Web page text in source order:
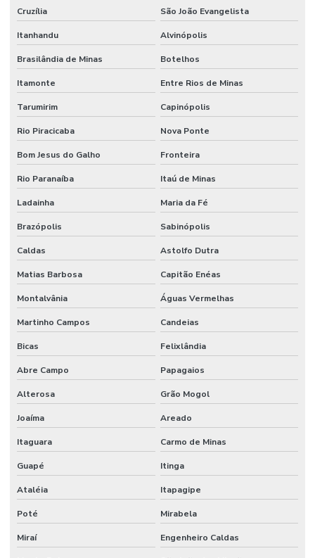
Cruzília São João Evangelista
Itanhandu Alvinópolis
Brasilândia de Minas Botelhos
Itamonte Entre Rios de Minas
Tarumirim Capinópolis
Rio Piracicaba Nova Ponte
Bom Jesus do Galho Fronteira
Rio Paranaíba Itaú de Minas
Ladainha Maria da Fé
Brazópolis Sabinópolis
Caldas Astolfo Dutra
Matias Barbosa Capitão Enéas
Montalvânia Águas Vermelhas
Martinho Campos Candeias
Bicas Felixlândia
Abre Campo Papagaios
Alterosa Grão Mogol
Joaíma Areado
Itaguara Carmo de Minas
Guapé Itinga
Ataléia Itapagipe
Poté Mirabela
Miraí Engenheiro Caldas